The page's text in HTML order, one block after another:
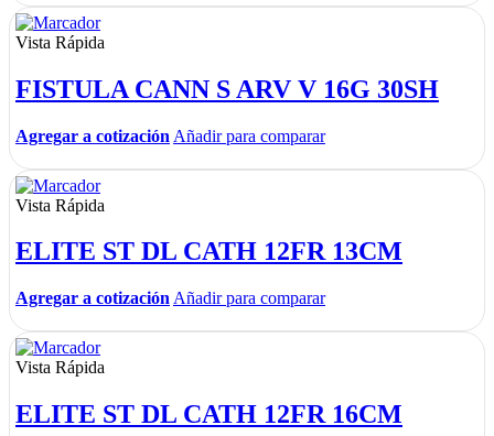
Vista Rápida
FISTULA CANN S ARV V 16G 30SH
Agregar a cotización Añadir para comparar
Vista Rápida
ELITE ST DL CATH 12FR 13CM
Agregar a cotización Añadir para comparar
Vista Rápida
ELITE ST DL CATH 12FR 16CM